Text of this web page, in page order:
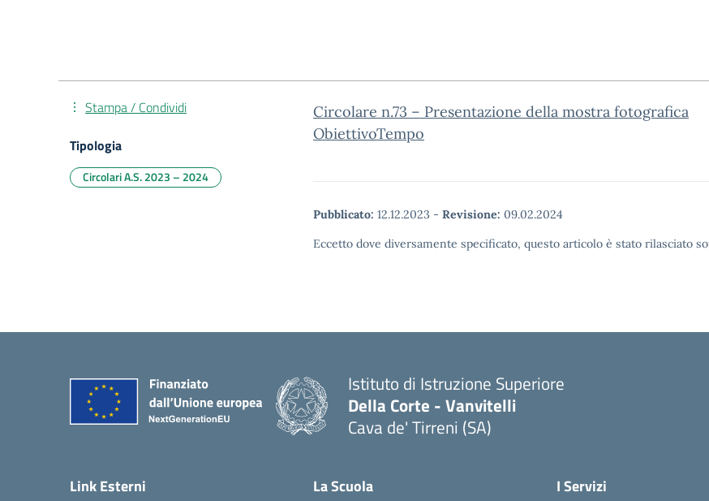
Circolare n.73 – Presentazione della mostra fotografica
ObiettivoTempo
Pubblicato: 12.12.2023 - Revisione: 09.02.2024
Eccetto dove diversamente specificato, questo articolo è stato rilasciato
Stampa / Condividi
Tipologia
Circolari A.S. 2023 – 2024
Istituto di Istruzione Superiore
Della Corte - Vanvitelli
Cava de' Tirreni (SA)
Link Esterni La Scuola I Servizi